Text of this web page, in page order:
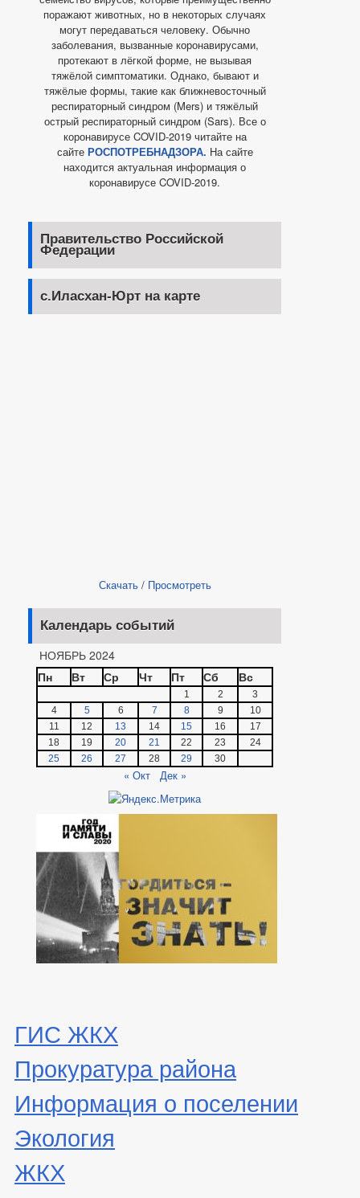
поражают животных, но в некоторых случаях
могут передаваться человеку. Обычно
заболевания, вызванные коронавирусами,
протекают в лёгкой форме, не вызывая
тяжёлой симптоматики. Однако, бывают и
тяжёлые формы, такие как ближневосточный
респираторный синдром (Mers) и тяжёлый
острый респираторный синдром (Sars). Все о
коронавирусе COVID-2019 читайте на
сайте РОСПОТРЕБНАДЗОРА. На сайте
находится актуальная информация о
коронавирусе COVID-2019.
Правительство Российской
Федерации
с.Иласхан-Юрт на карте
Скачать/ Просмотреть
Календарь событий
НОЯБРЬ 2024
Пн
Вт Ср Чт Пт Сб Вс
1 2
3
4
5 6 7 8 9
10
11
12 13 14 15 16
17
18
19 20 21 22 23
24
25
26 27 28 29 30
« Окт Дек »
ГИС ЖКХ
Прокуратура района
Информация о поселении
Экология
ЖКХ